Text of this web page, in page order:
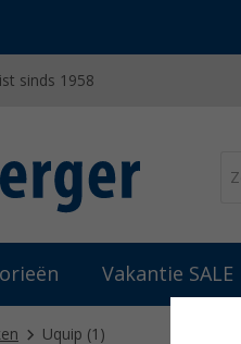
sinds 1958
Vakantie SALE
Uquip (1)